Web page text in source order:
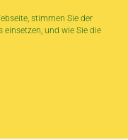
stimmen Sie der
und wie Sie die